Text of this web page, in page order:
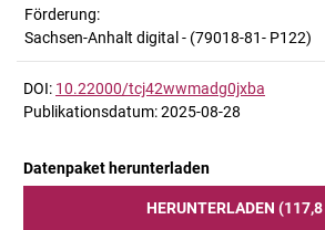
Förderung:
Sachsen-Anhalt digital - (79018-81- P122)
DOI: 10.22000/tcj42wwmadg0jxba
Publikationsdatum: 2025-08-28
Datenpaket herunterladen
HERUNTERLADEN